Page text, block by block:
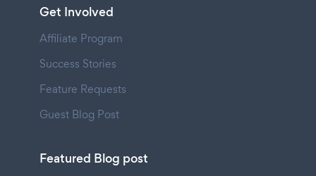
Get Involved
Affiliate Program
Success Stories
Feature Requests
Guest Blog Post
Featured Blog post